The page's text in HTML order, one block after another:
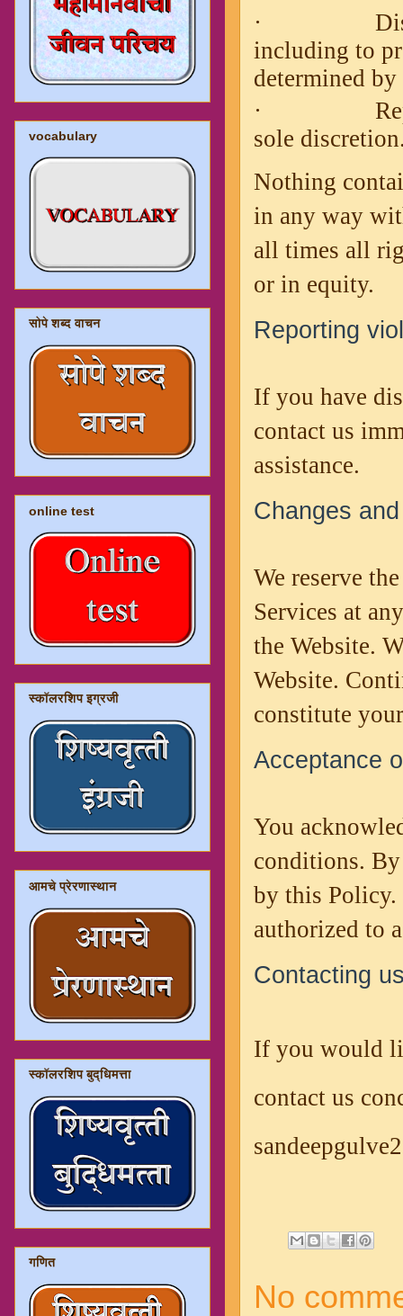
·
including to
determined
·
sole
Nothing
in any way
all times all
or in equity.
Reporting
If you have
contact us
assistance.
Changes
We reserve
Services at
the Website.
Website.
constitute
Acceptance
You
conditions. By
by this Policy.
authorized to
Contacting
If you would
contact us
No
vocabulary
सोपे शब्द वाचन
online test
स्कॉलरशिप इग्रजी
आमचे प्रेरणास्थान
स्कॉलरशिप बुद्धिमत्ता
गणित